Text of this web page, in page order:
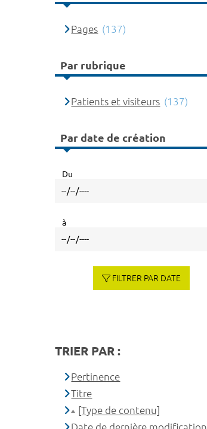
Pages (137)
Par rubrique
Patients et visiteurs (137)
Par date de création
Du
à
FILTRER PAR DATE
TRIER PAR :
Pertinence
Titre
[Type de contenu]